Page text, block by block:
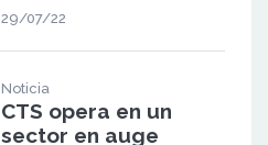
29/07/22
Noticia
CTS opera en un
sector en auge